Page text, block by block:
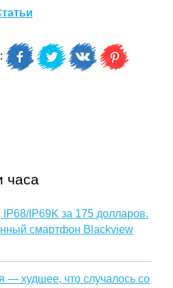
часа
IP69K за 175 долларов.
смартфон Blackview
— худшее, что случалось со